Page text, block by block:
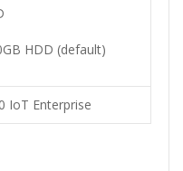
HDD (default)
IoT Enterprise